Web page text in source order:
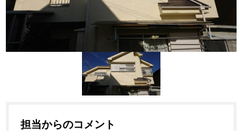
担当からのコメント